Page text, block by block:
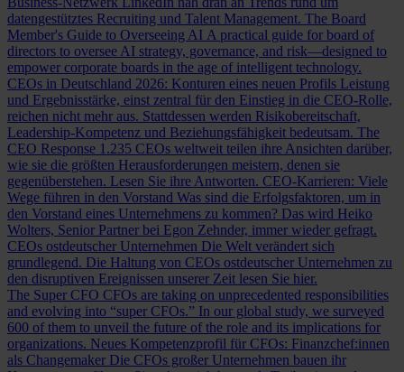
datengestütztes Recruiting und Talent Management. The Board
Member's Guide to Overseeing AI A practical guide for board of
directors to oversee AI strategy, governance, and risk—designed to
empower corporate boards in the age of intelligent technology.
CEOs in Deutschland 2026: Konturen eines neuen Profils Leistung
und Ergebnisstärke, einst zentral für den Einstieg in die CEO-Rolle,
reichen nicht mehr aus. Stattdessen werden Risikobereitschaft,
Leadership-Kompetenz und Beziehungsfähigkeit bedeutsam. The
CEO Response 1.235 CEOs weltweit teilen ihre Ansichten darüber,
wie sie die größten Herausforderungen meistern, denen sie
gegenüberstehen. Lesen Sie ihre Antworten. CEO-Karrieren: Viele
Wege führen in den Vorstand Was sind die Erfolgsfaktoren, um in
den Vorstand eines Unternehmens zu kommen? Das wird Heiko
Wolters, Senior Partner bei Egon Zehnder, immer wieder gefragt.
CEOs ostdeutscher Unternehmen Die Welt verändert sich
grundlegend. Die Haltung von CEOs ostdeutscher Unternehmen zu
den disruptiven Ereignissen unserer Zeit lesen Sie hier.
The Super CFO CFOs are taking on unprecedented responsibilities
and evolving into “super CFOs.” In our global study, we surveyed
600 of them to unveil the future of the role and its implications for
organizations. Neues Kompetenzprofil für CFOs: Finanzchef:innen
als Changemaker Die CFOs großer Unternehmen bauen ihr